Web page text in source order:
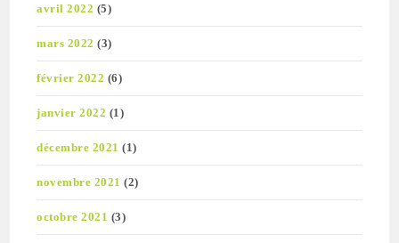
avril 2022 (5)
mars 2022 (3)
février 2022 (6)
janvier 2022 (1)
décembre 2021 (1)
novembre 2021 (2)
octobre 2021 (3)